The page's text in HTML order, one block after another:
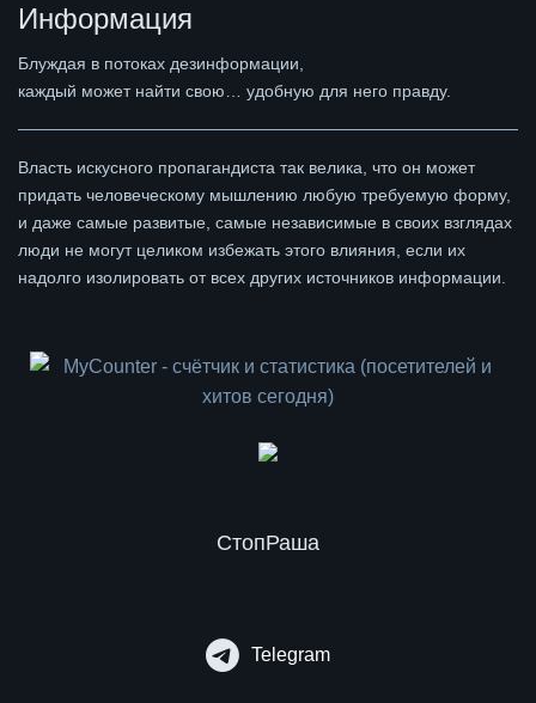
Информация
Блуждая в потоках дезинформации,
каждый может найти свою… удобную для него правду.
Власть искусного пропагандиста так велика, что он может
придать человеческому мышлению любую требуемую форму,
и даже самые развитые, самые независимые в своих взглядах
люди не могут целиком избежать этого влияния, если их
надолго изолировать от всех других источников информации.
СтопРаша
Telegram